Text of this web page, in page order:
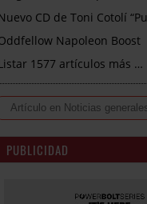
CD de Toni Cotolí
Napoleon Boost
1577 artículos más …
PUBLICIDAD